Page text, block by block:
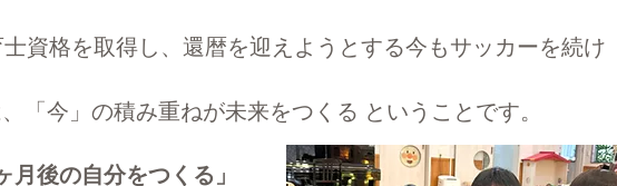
資格を取得し、還暦を迎えようとする今もサッカーを続け
「今」の積み重ねが未来をつくる ということです。
月後の自分をつくる」